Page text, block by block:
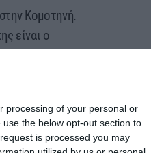
processing of your personal or
the below opt-out section to
is processed you may
Κομοτηνή.
είναι ο
για τη
φίλων του